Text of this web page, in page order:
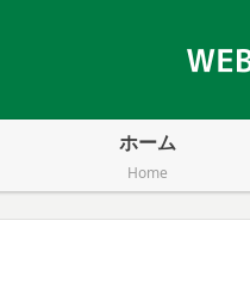
ホーム
Home